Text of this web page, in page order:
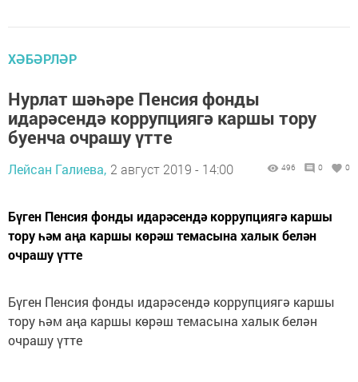
ХӘБӘРЛӘР
Нурлат шәһәре Пенсия фонды
идарәсендә коррупциягә каршы тору
буенча очрашу үтте
Лейсан Галиева, 2 август 2019 - 14:00 496 0 0
Бүген Пенсия фонды идарәсендә коррупциягә каршы
тору һәм аңа каршы көрәш темасына халык белән
очрашу үтте
Бүген Пенсия фонды идарәсендә коррупциягә каршы
тору һәм аңа каршы көрәш темасына халык белән
очрашу үтте